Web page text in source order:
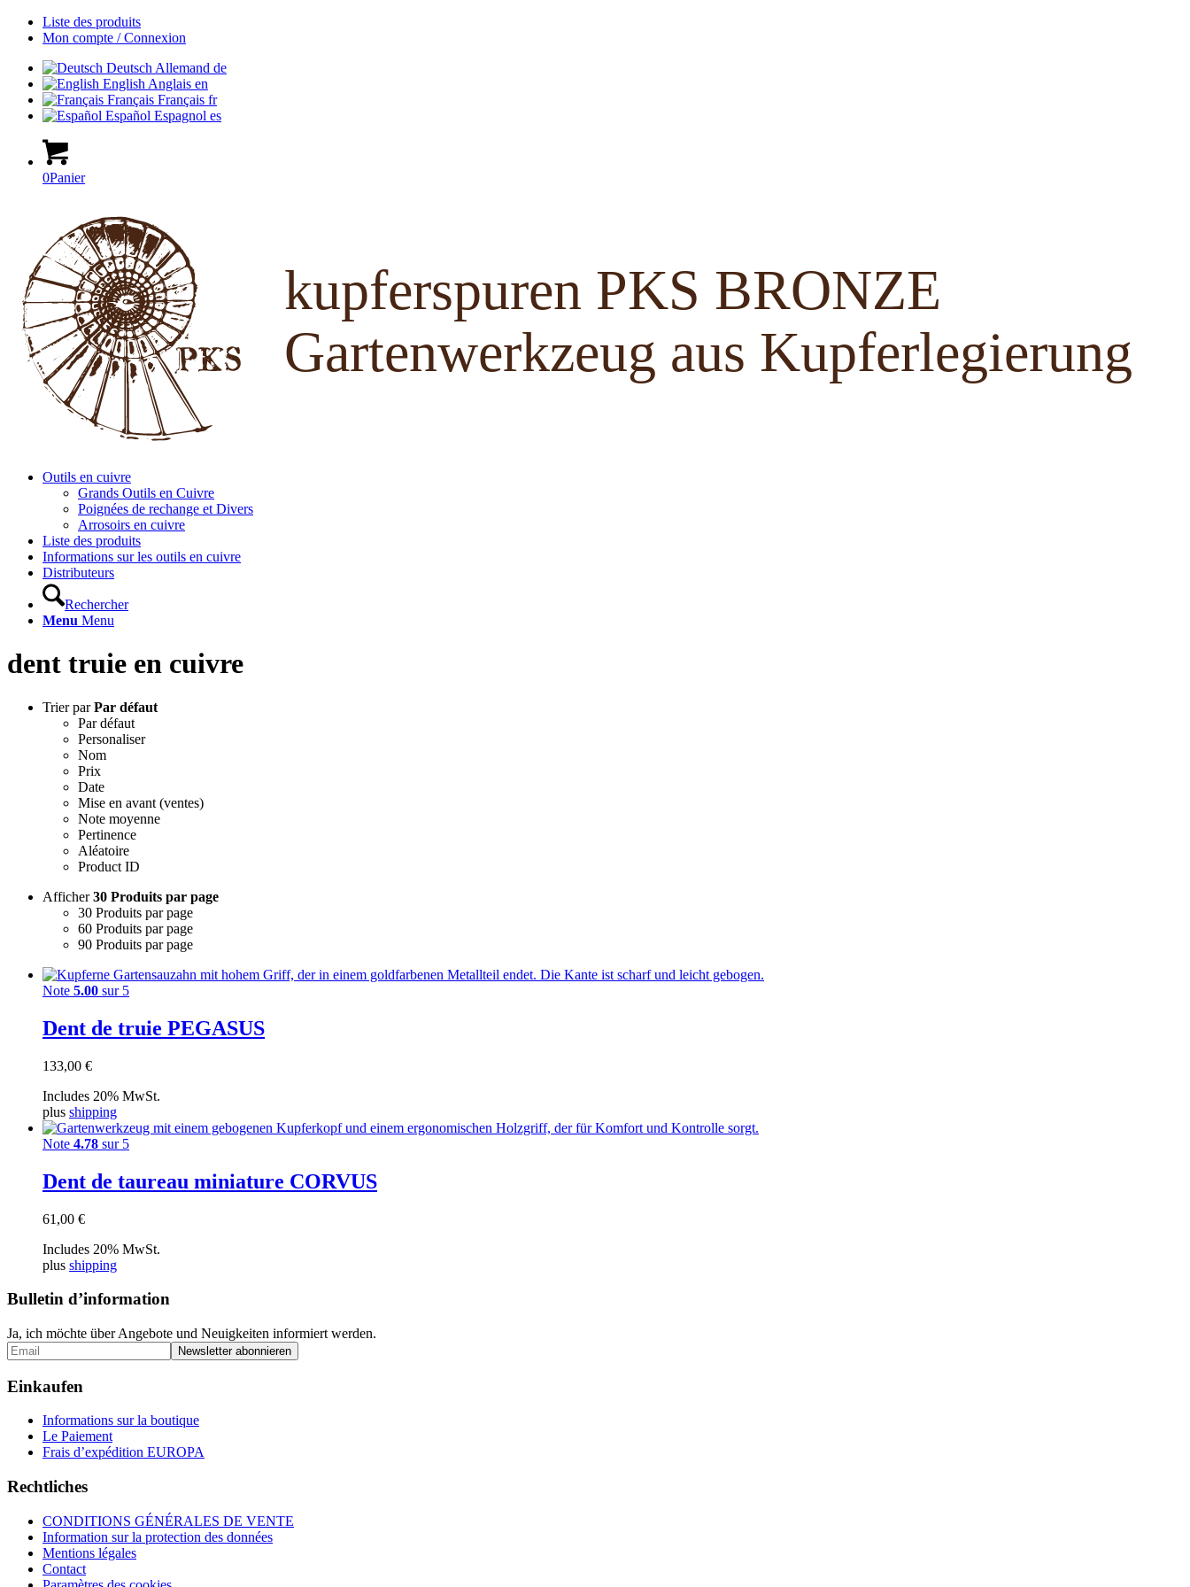
Liste des produits
Mon compte / Connexion
Deutsch Allemand de
English Anglais en
Français Français fr
Español Espagnol es
0Panier
kupferspuren PKS BRONZE
Gartenwerkzeug aus Kupferlegierung
Outils en cuivre
Grands Outils en Cuivre
Poignées de rechange et Divers
Arrosoirs en cuivre
Liste des produits
Informations sur les outils en cuivre
Distributeurs
Rechercher
Menu Menu
dent truie en cuivre
Trier parPar défaut
Par défaut
Personaliser
Nom
Prix
Date
Mise en avant (ventes)
Note moyenne
Pertinence
Aléatoire
Product ID
Afficher30 Produits par page
30 Produits par page
60 Produits par page
90 Produits par page
Note 5.00 sur 5
Dent de truie PEGASUS
133,00 €
Includes 20% MwSt.
plus shipping
Note 4.78 sur 5
Dent de taureau miniature CORVUS
61,00 €
Includes 20% MwSt.
plus shipping
Bulletin d’information
Ja, ich möchte über Angebote und Neuigkeiten informiert werden.
Einkaufen
Informations sur la boutique
Le Paiement
Frais d’expédition EUROPA
Rechtliches
CONDITIONS GÉNÉRALES DE VENTE
Information sur la protection des données
Mentions légales
Contact